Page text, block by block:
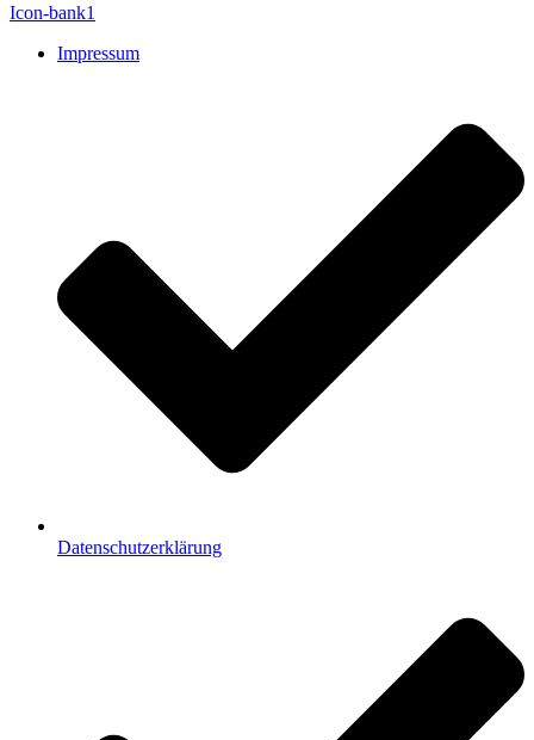
Icon-bank1
Impressum
Datenschutzerklärung